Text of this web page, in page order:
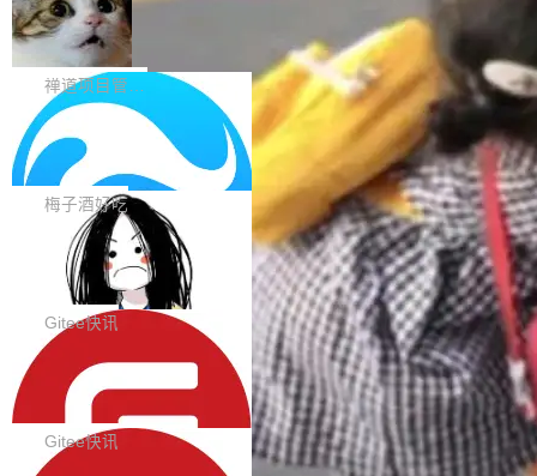
在触摸设备上显示为小圆点的问题。#58812 Ty
pography 优化 Typography 省略提示在大列表
中的渲染性能。#58806 修复 Typography...
nce Index vs Cost per Task 的散点图上，13
个模型排成一列，V4 Flash 贴着底部：$0.03
一次任务。 V4 Flash 的 Intelligence Index 得
分 50，在 101 个模型中排第 3。排在它前面
的：Claude Opus 5（61 分）、Claude Fable
5（60 分）、GPT-5.6 Sol（59 分）、Kimi K3
（57 分）、Grok 4...
禅道开源版 22.4 发布，内置 DevOps4.
0 正式版，提供从代码提交到交付的全
生命周期的管理能力
大家好， 禅道开源版22.4发布啦！本次发布我们
带来了DevOps4.0系列的首个正式版本。 DevO
ps4.0内置与禅道DevOps专业版同源的代码管理
核心，依托于全自研的GitFox代码托管引擎，我
们提供了从代码提交到交付的全生命周期的管理
能力。同时，我们 对禅道DevOps现有底层代码
进行了革命性的重构，为后续AI辅助编程、智能
代码评审及自动化运维的全面落地夯实了“一体
化”的基座。 新版本将为用户带来更好的使用体
验和更高的工作效率，感谢大家一直以来的支持
和反馈，我们将继续努力提供更优秀的产品和服
务！ 新增功能点 DevOps： 采用自研代码托管
平台，支持一站式安装，提供从代码提交到交付
的...
Solon 的 10 种 HTTP 服务器：改一行
依赖，换一个引擎
用 Solon 做线上项目有一阵子了，有个点总让新
接触的人觉得意外：服务器引擎是让你选的。 S
olon 内核约 0.3MB，不内置固定的 HTTP 服务
器。HTTP 引擎是一个独立插件。你选一个，或
者选两个，不同环境之间切换，一行应用代码都
不用改。 下面快速过一下 10 种 HTTP 服务器
选项，各自适合什么场景，以及怎么切换。 一行
依赖替换 在 Solon 里换 HTTP 服务器就是改 po
m.xml 里一个依赖，别的什么都不用动。 <depe
factId>solon-web</artifac...
梅子酒好吃
BootstrapBlazor v10.9.0 已经发布，B
ootstrap 样式的 Blazor UI 组件库
BootstrapBlazor v10.9.0 已经发布，Bootstrap
样式的 Blazor UI 组件库 此版本更新内容包括：
Release 2026-07-31 V10.9.0 Fixes fix(MultiFi
lter): 增加暗黑主题支持 by @ArgoZhang in htt
ps://github.com/dotnetcore/BootstrapBlazor/p
ull/8239 fix(Camera): 增加 exact 显式设置设备
id by @kkxkx in https://github.com/dotnetcor
Gitee快讯
SolonCode v2026.8.2 已经发布，终端
智能体
SolonCode v2026.8.2 已经发布，终端智能体
此版本更新内容包括： 优化 soloncode run 模
式（参考 run-headless-mode.md） 添加 solon
Gitee快讯